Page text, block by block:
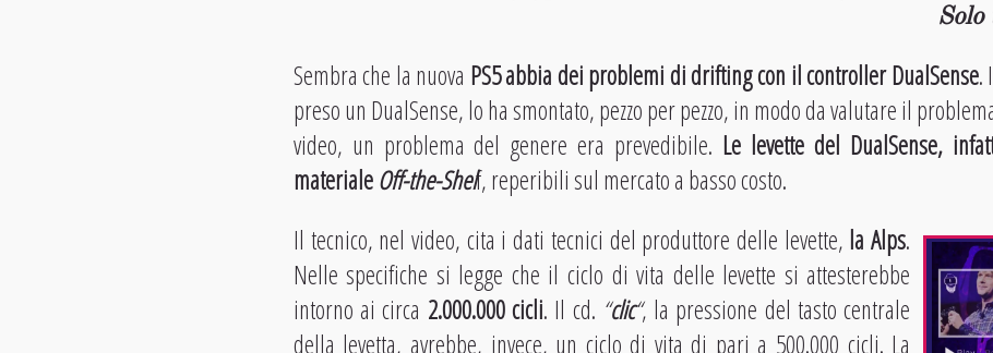
Solo
Sembra che la nuova PS5 abbia dei problemi di drifting con il controller DualSense.
preso un DualSense, lo ha smontato, pezzo per pezzo, in modo da valutare il
video, un problema del genere era prevedibile. Le levette del DualSense,
materialeOff-the-Shelf, reperibili sul mercato a basso costo.
Il tecnico, nel video, cita i dati tecnici del produttore delle levette, la Alps.
Nelle specifiche si legge che il ciclo di vita delle levette si attesterebbe
intorno ai circa 2.000.000 cicli. Il cd. “clic“, la pressione del tasto centrale
della levetta, avrebbe, invece, un ciclo di vita di pari a 500.000 cicli. La